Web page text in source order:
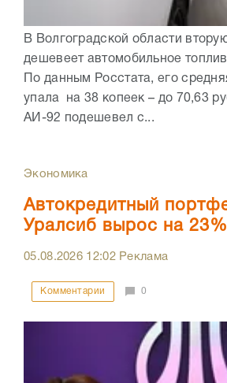
В Волгоградской области
дешевеет автомобильное
По данным Росстата, его
упала на 38 копеек – до 70,63
АИ-92 подешевел с...
Экономика
Автокредитный
Уралсиб вырос на 23%
05.08.2026 12:02Реклама
Комментарии 0